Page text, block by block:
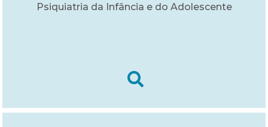
Psiquiatria da Infância e do Adolescente